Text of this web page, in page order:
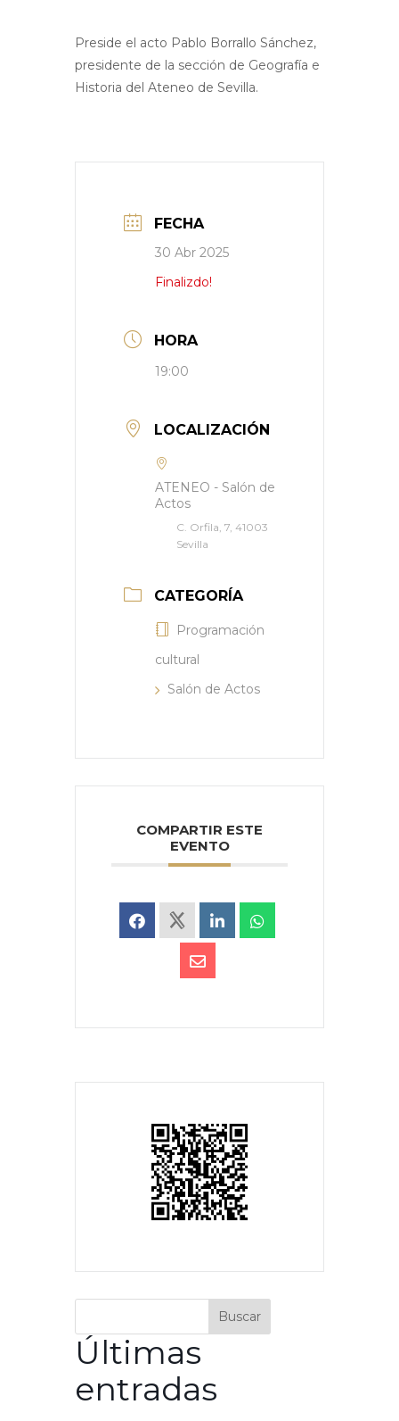
Preside el acto Pablo Borrallo Sánchez,
presidente de la sección de Geografía e
Historia del Ateneo de Sevilla.
FECHA
30 Abr 2025
Finalizdo!
HORA
19:00
LOCALIZACIÓN
ATENEO - Salón de
Actos
C. Orfila, 7, 41003
Sevilla
CATEGORÍA
Programación
cultural
Salón de Actos
COMPARTIR ESTE
EVENTO
Buscar
Últimas
entradas